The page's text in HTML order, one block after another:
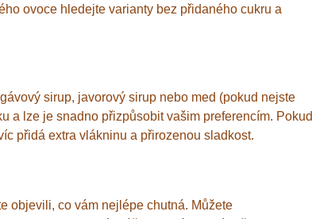
ovoce hledejte varianty bez přidaného cukru a
sirup, javorový sirup nebo med (pokud nejste
a lze je snadno přizpůsobit vašim preferencím. Pokud
přidá extra vlákninu a přirozenou sladkost.
objevili, co vám nejlépe chutná. Můžete